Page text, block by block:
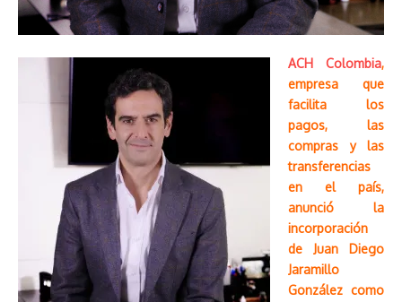
ACH Colombia,
empresa que
facilita los
pagos, las
compras y las
transferencias
en el país,
anunció la
incorporación
de Juan Diego
Jaramillo
González como